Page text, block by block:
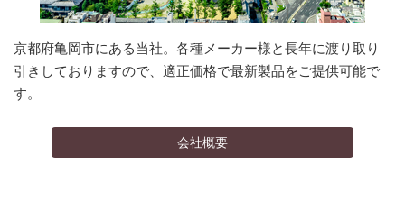
京都府亀岡市にある当社。各種メーカー様と長年に渡り取り
引きしておりますので、適正価格で最新製品をご提供可能で
す。
会社概要